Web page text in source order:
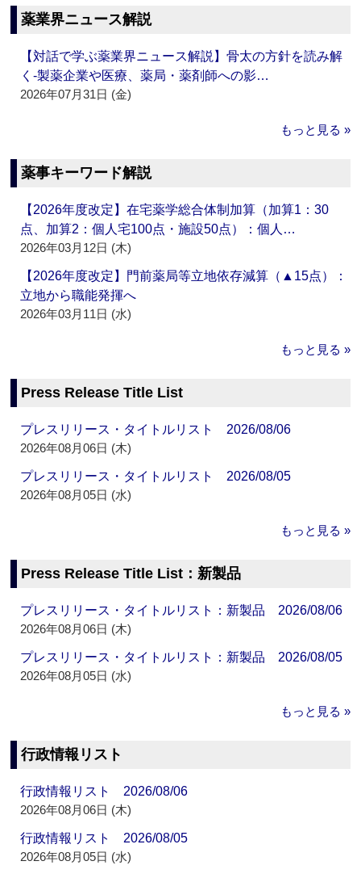
薬業界ニュース解説
【対話で学ぶ薬業界ニュース解説】骨太の方針を読み解
く‐製薬企業や医療、薬局・薬剤師への影…
2026年07月31日 (金)
もっと見る »
薬事キーワード解説
【2026年度改定】在宅薬学総合体制加算（加算1：30
点、加算2：個人宅100点・施設50点）：個人…
2026年03月12日 (木)
【2026年度改定】門前薬局等立地依存減算（▲15点）：
立地から職能発揮へ
2026年03月11日 (水)
もっと見る »
Press Release Title List
プレスリリース・タイトルリスト 2026/08/06
2026年08月06日 (木)
プレスリリース・タイトルリスト 2026/08/05
2026年08月05日 (水)
もっと見る »
Press Release Title List：新製品
プレスリリース・タイトルリスト：新製品 2026/08/06
2026年08月06日 (木)
プレスリリース・タイトルリスト：新製品 2026/08/05
2026年08月05日 (水)
もっと見る »
行政情報リスト
行政情報リスト 2026/08/06
2026年08月06日 (木)
行政情報リスト 2026/08/05
2026年08月05日 (水)